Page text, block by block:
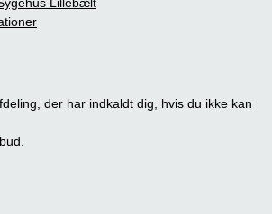
der har indkaldt dig, hvis du ikke kan